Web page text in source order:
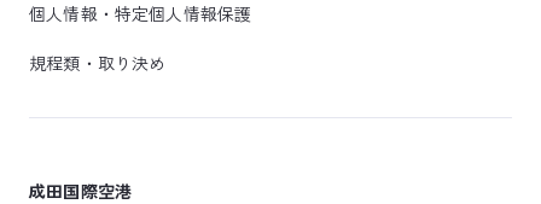
個人情報・特定個人情報保護
規程類・取り決め
成田国際空港